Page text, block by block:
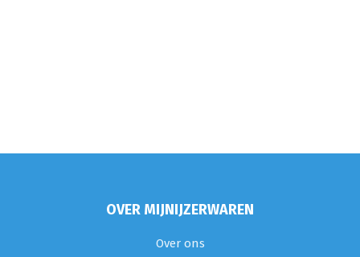
OVER MIJNIJZERWAREN
Over ons